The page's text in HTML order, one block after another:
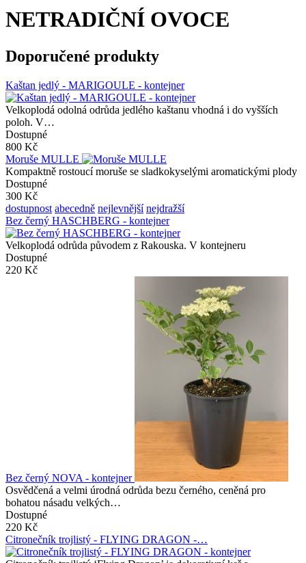
NETRADIČNÍ OVOCE
Doporučené produkty
Kaštan jedlý - MARIGOULE - kontejner
Velkoplodá odolná odrůda jedlého kaštanu vhodná i do vyšších
poloh. V…
Dostupné
800 Kč
Moruše MULLE
Kompaktně rostoucí moruše se sladkokyselými aromatickými plody
Dostupné
300 Kč
dostupnost abecedně nejlevnější nejdražší
Bez černý HASCHBERG - kontejner
Velkoplodá odrůda původem z Rakouska. V kontejneru
Dostupné
220 Kč
Bez černý NOVA - kontejner
Osvědčená a velmi úrodná odrůda bezu černého, ceněná pro
bohatou násadu velkých…
Dostupné
220 Kč
Citronečník trojlistý - FLYING DRAGON -…